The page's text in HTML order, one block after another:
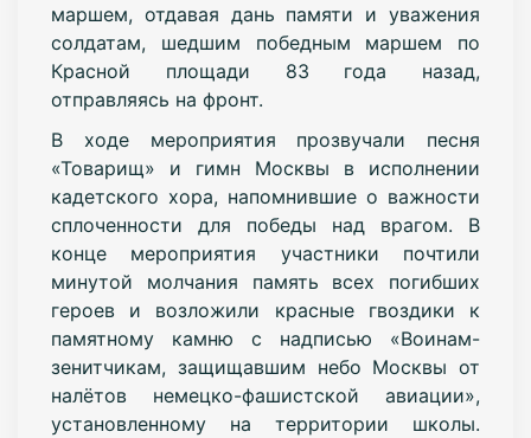
маршем, отдавая дань памяти и уважения
солдатам, шедшим победным маршем по
Красной площади 83 года назад,
отправляясь на фронт.
В ходе мероприятия прозвучали песня
«Товарищ» и гимн Москвы в исполнении
кадетского хора, напомнившие о важности
сплоченности для победы над врагом. В
конце мероприятия участники почтили
минутой молчания память всех погибших
героев и возложили красные гвоздики к
памятному камню с надписью «Воинам-
зенитчикам, защищавшим небо Москвы от
налётов немецко-фашистской авиации»,
установленному на территории школы.